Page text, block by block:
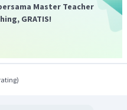
Master Teacher
GRATIS!
)